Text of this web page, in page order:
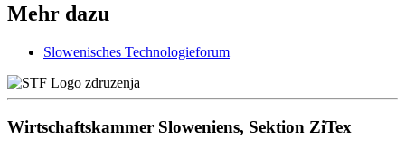
Mehr dazu
Slowenisches Technologieforum
Wirtschaftskammer Sloweniens, Sektion ZiTex